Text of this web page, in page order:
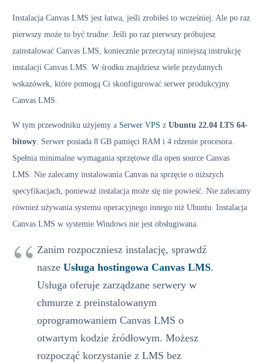
Instalacja Canvas LMS jest łatwa, jeśli zrobiłeś to wcześniej. Ale po raz
pierwszy może to być trudne. Jeśli po raz pierwszy próbujesz
zainstalować Canvas LMS, koniecznie przeczytaj niniejszą instrukcję
instalacji Canvas LMS. W środku znajdziesz wiele przydatnych
wskazówek, które pomogą Ci skonfigurować serwer produkcyjny
Canvas LMS.
W tym przewodniku użyjemy a Serwer VPS z Ubuntu 22.04 LTS 64-
bitowy. Serwer posiada 8 GB pamięci RAM i 4 rdzenie procesora.
Spełnia minimalne wymagania sprzętowe dla open source Canvas
LMS. Nie zalecamy instalowania Canvas na sprzęcie o niższych
specyfikacjach, ponieważ instalacja może się nie powieść. Nie zalecamy
również używania systemu operacyjnego innego niż Ubuntu. Instalacja
Canvas LMS w systemie Windows nie jest obsługiwana.
Zanim rozpoczniesz instalację, sprawdź
nasze Usługa hostingowa Canvas LMS.
Usługa oferuje zarządzane serwery w
chmurze z preinstalowanym
oprogramowaniem Canvas LMS o
otwartym kodzie źródłowym. Możesz
rozpocząć korzystanie z LMS bez